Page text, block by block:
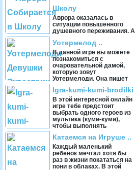
Школу
Аврора оказалась в
ситуации повышенного
душевного переживания. А
в школу, но она пока что
совершенно не ...
Уотермелод ..
В данной игре вы можете
познакомиться с
очаровательной дамой,
которую зовут
Уотермелоди. Она пишет
музыку, ...
Igra-kumi-kumi-brodilki
В этой интересной онлайн
игре тебе предстоит
выбрать одного героев из
мультика (куми-куми),
чтобы выполнять
Катаемся на Игруше ..
Каждый маленький
ребенок мечтал хотя бы
раз в жизни покататься на
пони в облаках. В этой